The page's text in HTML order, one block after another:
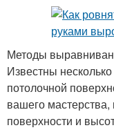
Методы
Известны
потолочной
вашего мастерства,
поверхности и